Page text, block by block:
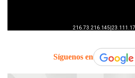
Síguenos en